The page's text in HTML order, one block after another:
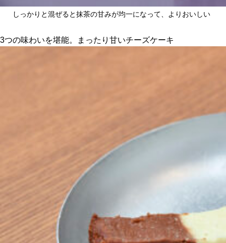
しっかりと混ぜると抹茶の甘みが均一になって、よりおいしい
3つの味わいを堪能。まったり甘いチーズケーキ